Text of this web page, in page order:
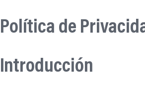
Política de
Introducción